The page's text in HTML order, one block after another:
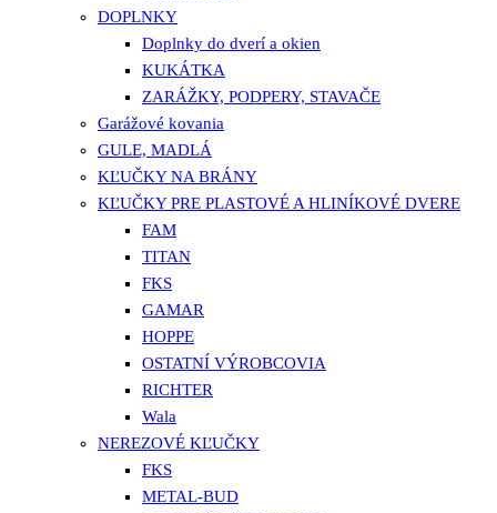
DOPLNKY
Doplnky do dverí a okien
KUKÁTKA
ZARÁŽKY, PODPERY, STAVAČE
Garážové kovania
GULE, MADLÁ
KĽUČKY NA BRÁNY
KĽUČKY PRE PLASTOVÉ A HLINÍKOVÉ DVERE
FAM
TITAN
FKS
GAMAR
HOPPE
OSTATNÍ VÝROBCOVIA
RICHTER
Wala
NEREZOVÉ KĽUČKY
FKS
METAL-BUD